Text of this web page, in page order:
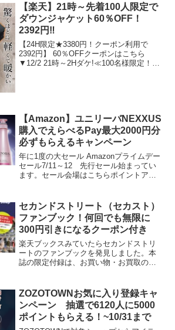
【楽天】21時～先着100人限定で
ダウンジャケット60％OFF！
2392円‼
【24H限定★3380円！クーポン利用で
2392円】 60％OFFクーポンはこちら
▼12/2 21時～2Hダケ!≪100名様限定！≫
【Amazon】ユニリーバNEXXUS
購入でえらべるPay最大2000円分
必ずもらえるキャンペーン
年に1度の大セール Amazonプライムデー
セール7/11～12 先行セール始まってい
ます。セール会場はこちらポイントアッ
以上または4,500円以上購入でも...
セカンドストリート（セカスト）
ファンブック！何回でも無限に
300円引きになるクーポン付き
楽天ブックスみていたらセカンドストリ
ートのファンブックを発見しました。本
誌の限定付録は、お買い物・お買取の両
時には買取金額が10%UP！しかも来年の
11月30日ま...
ZOZOTOWNお気に入り登録キャ
ンペーン 抽選で6120人に5000
ポイントもらえる！~10/31まで